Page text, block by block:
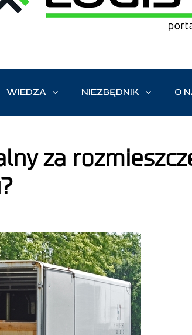
WIEDZA NIEZBĘDNIK O
za